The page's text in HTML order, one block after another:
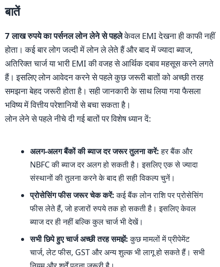
बातें
7 लाख रुपये का पर्सनल लोन लेने से पहलेकेवल EMI देखना ही काफी नहीं
होता। कई बार लोग जल्दी में लोन ले लेते हैं और बाद में ज्यादा ब्याज,
अतिरिक्त चार्ज या भारी EMI की वजह से आर्थिक दबाव महसूस करने लगते
हैं। इसलिए लोन आवेदन करने से पहले कुछ जरूरी बातों को अच्छी तरह
समझना बेहद जरूरी होता है। सही जानकारी के साथ लिया गया फैसला
भविष्य में वित्तीय परेशानियों से बचा सकता है।
लोन लेने से पहले नीचे दी गई बातों पर विशेष ध्यान दें:
अलग-अलग बैंकों की ब्याज दर जरूर तुलना करें:हर बैंक और
NBFC की ब्याज दर अलग हो सकती है। इसलिए एक से ज्यादा
संस्थानों की तुलना करने के बाद ही सही विकल्प चुनें।
प्रोसेसिंग फीस जरूर चेक करें:कई बैंक लोन राशि पर प्रोसेसिंग
फीस लेते हैं, जो हजारों रुपये तक हो सकती है। इसलिए केवल
ब्याज दर ही नहीं बल्कि कुल चार्ज भी देखें।
सभी छिपे हुए चार्ज अच्छी तरह समझें:कुछ मामलों में प्रीपेमेंट
चार्ज, लेट फीस, GST और अन्य शुल्क भी लागू हो सकते हैं। सभी